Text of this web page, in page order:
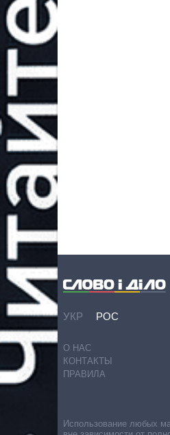
УКР РОС
О НАС
КОНТАКТЫ
ПРАВИЛА
Использование любых